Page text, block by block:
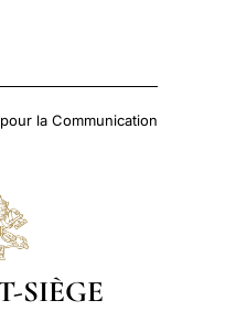
la Communication
SIÈGE